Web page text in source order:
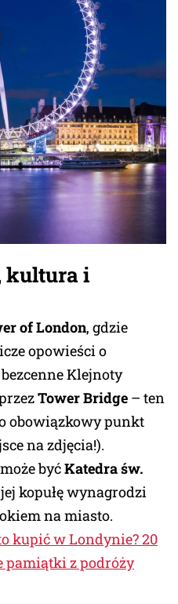
kultura i
of London, gdzie
opowieści o
Klejnoty
Tower Bridge – ten
obowiązkowy punkt
na zdjęcia!).
byćKatedra św.
kopułę wynagrodzi
na miasto.
kupić w Londynie? 20
pamiątki z podróży